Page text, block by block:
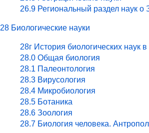
26.9 Региональный раздел наук о
28 Биологические науки
28г История биологических наук
28.0 Общая биология
28.1 Палеонтология
28.3 Вирусология
28.4 Микробиология
28.5 Ботаника
28.6 Зоология
28.7 Биология человека.